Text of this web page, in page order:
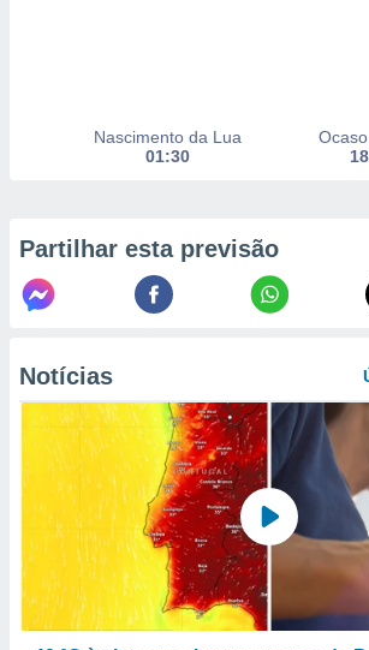
de
ou aceder
para
utilizar
criar
Nascimento da Lua
01:30
Partilhar esta previsão
Notícias